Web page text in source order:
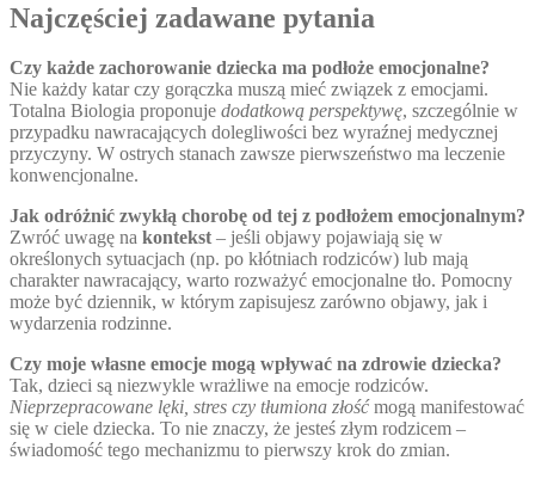
Najczęściej zadawane pytania
Czy każde zachorowanie dziecka ma podłoże emocjonalne?
Nie każdy katar czy gorączka muszą mieć związek z emocjami.
Totalna Biologia proponuje dodatkową perspektywę, szczególnie w
przypadku nawracających dolegliwości bez wyraźnej medycznej
przyczyny. W ostrych stanach zawsze pierwszeństwo ma leczenie
konwencjonalne.
Jak odróżnić zwykłą chorobę od tej z podłożem emocjonalnym?
Zwróć uwagę na kontekst– jeśli objawy pojawiają się w
określonych sytuacjach (np. po kłótniach rodziców) lub mają
charakter nawracający, warto rozważyć emocjonalne tło. Pomocny
może być dziennik, w którym zapisujesz zarówno objawy, jak i
wydarzenia rodzinne.
Czy moje własne emocje mogą wpływać na zdrowie dziecka?
Tak, dzieci są niezwykle wrażliwe na emocje rodziców.
Nieprzepracowane lęki, stres czy tłumiona złość mogą manifestować
się w ciele dziecka. To nie znaczy, że jesteś złym rodzicem –
świadomość tego mechanizmu to pierwszy krok do zmian.